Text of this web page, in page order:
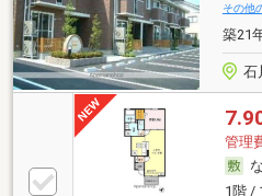
その他
築21
石
管理
1階 /